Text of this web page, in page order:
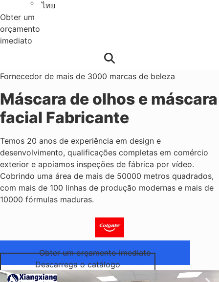
ไทย
Obter um
orçamento
imediato
Fornecedor de mais de 3000 marcas de beleza
Máscara de olhos e máscara
facial Fabricante
Temos 20 anos de experiência em design e
desenvolvimento, qualificações completas em comércio
exterior e apoiamos inspeções de fábrica por vídeo.
Cobrindo uma área de mais de 50000 metros quadrados,
com mais de 100 linhas de produção modernas e mais de
10000 fórmulas maduras.
Obter um orçamento imediato
Descarrega o catálogo